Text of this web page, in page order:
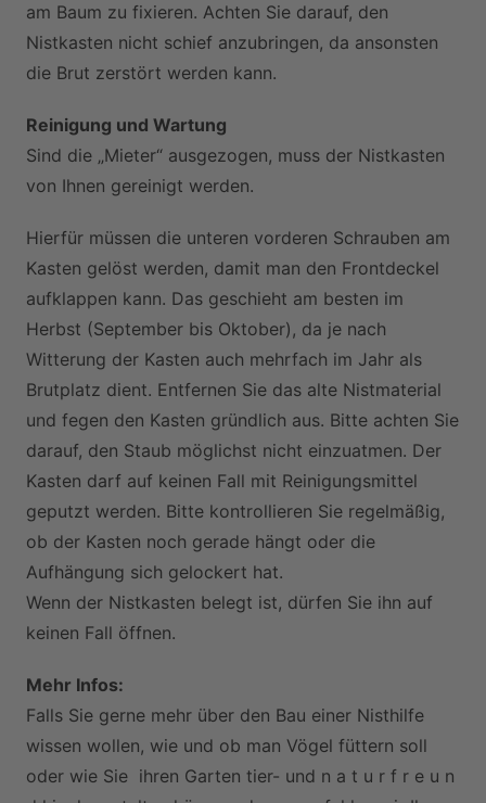
am Baum zu fixieren. Achten Sie darauf, den
Nistkasten nicht schief anzubringen, da ansonsten
die Brut zerstört werden kann.
Reinigung und Wartung
Sind die „Mieter“ ausgezogen, muss der Nistkasten
von Ihnen gereinigt werden.
Hierfür müssen die unteren vorderen Schrauben am
Kasten gelöst werden, damit man den Frontdeckel
aufklappen kann. Das geschieht am besten im
Herbst (September bis Oktober), da je nach
Witterung der Kasten auch mehrfach im Jahr als
Brutplatz dient. Entfernen Sie das alte Nistmaterial
und fegen den Kasten gründlich aus. Bitte achten Sie
darauf, den Staub möglichst nicht einzuatmen. Der
Kasten darf auf keinen Fall mit Reinigungsmittel
geputzt werden. Bitte kontrollieren Sie regelmäßig,
ob der Kasten noch gerade hängt oder die
Aufhängung sich gelockert hat.
Wenn der Nistkasten belegt ist, dürfen Sie ihn auf
keinen Fall öffnen.
Mehr Infos:
Falls Sie gerne mehr über den Bau einer Nisthilfe
wissen wollen, wie und ob man Vögel füttern soll
oder wie Sie ihren Garten tier- und n a t u r f r e u n